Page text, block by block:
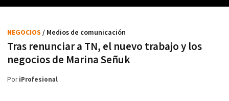
Tras renunciar a TN, el nuevo trabajo y los
negocios de Marina Señuk
NEGOCIOS / Medios de comunicación
PoriProfesional